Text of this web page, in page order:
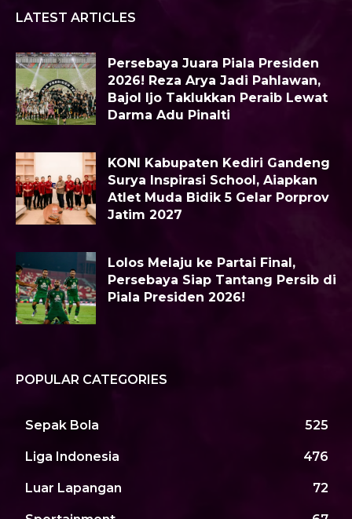
LATEST ARTICLES
Persebaya Juara Piala Presiden
2026! Reza Arya Jadi Pahlawan,
Bajol Ijo Taklukkan Peraib Lewat
Darma Adu Pinalti
KONI Kabupaten Kediri Gandeng
Surya Inspirasi School, Aiapkan
Atlet Muda Bidik 5 Gelar Porprov
Jatim 2027
Lolos Melaju ke Partai Final,
Persebaya Siap Tantang Persib di
Piala Presiden 2026!
POPULAR CATEGORIES
Sepak Bola 525
Liga Indonesia 476
Luar Lapangan 72